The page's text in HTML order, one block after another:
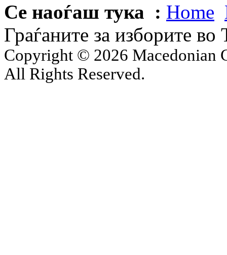
Се наоѓаш тука : Home
Граѓаните за изборите во
Copyright © 2026 Macedonian
All Rights Reserved.